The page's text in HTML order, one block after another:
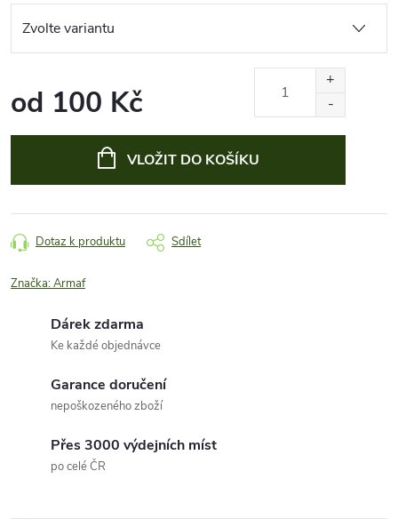
od 100 Kč
VLOŽIT DO KOŠÍKU
Dotaz k produktu Sdílet
Značka:Armaf
Dárek zdarma
Ke každé objednávce
Garance doručení
nepoškozeného zboží
Přes 3000 výdejních míst
po celé ČR